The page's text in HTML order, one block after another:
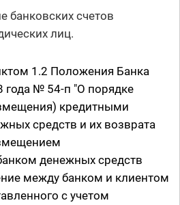
банковских счетов
лиц.
1.2 Положения Банка
года № 54-п "О порядке
кредитными
средств и их возврата
денежных средств
между банком и клиентом
с учетом